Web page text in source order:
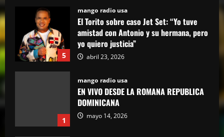
1
mango radio usa
EN VIVO DESDE LA ROMANA REPUBLICA
DOMINICANA
mayo 14, 2026
2
mango radio usa
Escolta presidencial se accidenta y deja
tres heridos en Puerto Plata
abril 27, 2026